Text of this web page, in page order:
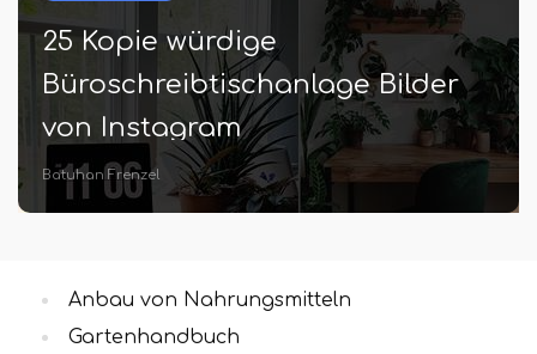
25 Kopie würdige
Büroschreibtischanlage Bilder
von Instagram
Batuhan Frenzel
Anbau von Nahrungsmitteln
Gartenhandbuch